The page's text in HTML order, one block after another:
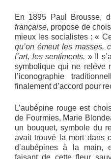
En 1895 Paul Brousse,
française, propose de
mieux les socialistes : «
qu’on émeut les masses,
l’art, les sentiments. » Il
symbolique qui ne relève
l’iconographie
finalement d’accord pour
L’aubépine rouge est
de Fourmies, Marie
un bouquet, symbole du
avait trouvé la mort dans
d’aubépines à la main,
faisant de cette fleur